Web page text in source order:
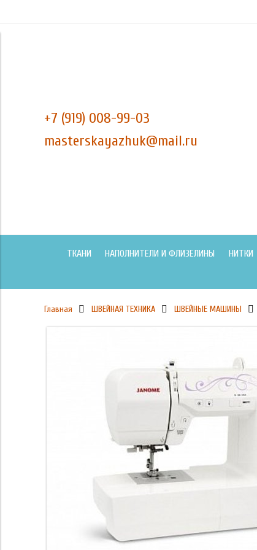
+7 (919) 008-99-03
masterskayazhuk@mail.ru
ТКАНИ НАПОЛНИТЕЛИ И ФЛИЗЕЛИНЫ НИТКИ
Главная ШВЕЙНАЯ ТЕХНИКА ШВЕЙНЫЕ МАШИНЫ